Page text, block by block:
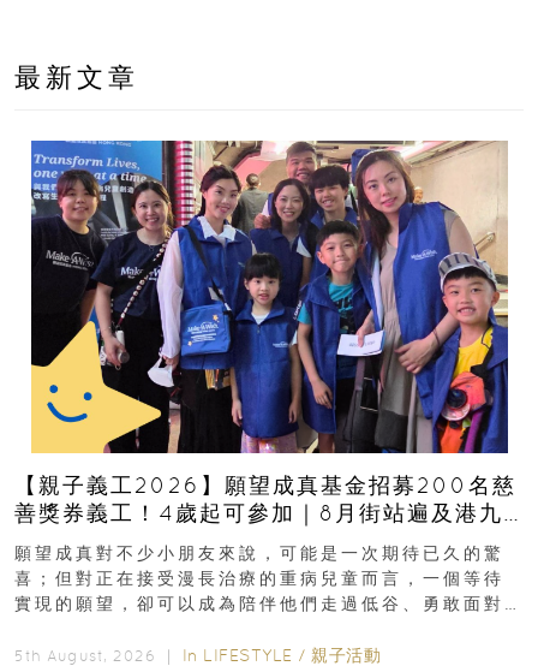
最新文章
【親子義工2026】願望成真基金招募200名慈
善獎券義工！4歲起可參加｜8月街站遍及港九
新界
願望成真對不少小朋友來說，可能是一次期待已久的驚
喜；但對正在接受漫長治療的重病兒童而言，一個等待
實現的願望，卻可以成為陪伴他們走過低谷、勇敢面對
5th August, 2026 ｜ In LIFESTYLE / 親子活動